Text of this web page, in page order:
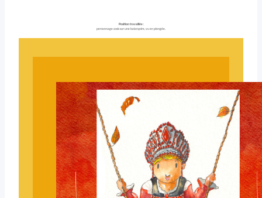
Position travaillée:
personnage assis sur une balançoire, vu en plongée.